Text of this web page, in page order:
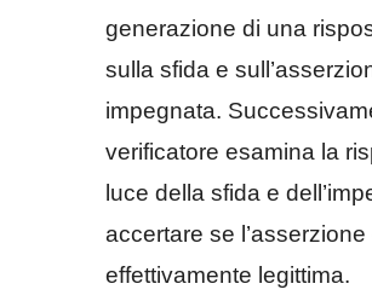
generazione di una
sulla sfida e
impegnata.
verificatore esamina la
luce della sfida e
accertare se l’asserzione
effettivamente legittima.